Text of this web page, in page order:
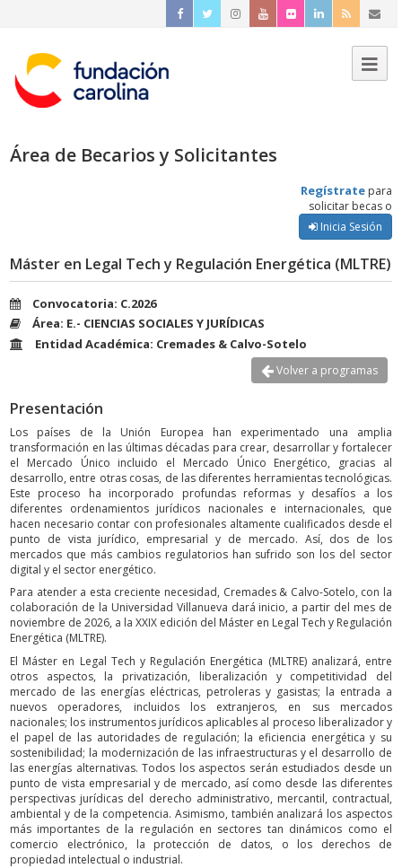
Área de Becarios y Solicitantes
Regístrate para
solicitar becas o
Inicia Sesión
Máster en Legal Tech y Regulación Energética (MLTRE)
Convocatoria: C.2026
Área: E.- CIENCIAS SOCIALES Y JURÍDICAS
Entidad Académica: Cremades & Calvo-Sotelo
Volver a programas
Presentación
Los países de la Unión Europea han experimentado una amplia
transformación en las últimas décadas para crear, desarrollar y fortalecer
el Mercado Único incluido el Mercado Único Energético, gracias al
desarrollo, entre otras cosas, de las diferentes herramientas tecnológicas.
Este proceso ha incorporado profundas reformas y desafíos a los
diferentes ordenamientos jurídicos nacionales e internacionales, que
hacen necesario contar con profesionales altamente cualificados desde el
punto de vista jurídico, empresarial y de mercado. Así, dos de los
mercados que más cambios regulatorios han sufrido son los del sector
digital y el sector energético.
Para atender a esta creciente necesidad, Cremades & Calvo-Sotelo, con la
colaboración de la Universidad Villanueva dará inicio, a partir del mes de
noviembre de 2026, a la XXIX edición del Máster en Legal Tech y Regulación
Energética (MLTRE).
El Máster en Legal Tech y Regulación Energética (MLTRE) analizará, entre
otros aspectos, la privatización, liberalización y competitividad del
mercado de las energías eléctricas, petroleras y gasistas; la entrada a
nuevos operadores, incluidos los extranjeros, en sus mercados
nacionales; los instrumentos jurídicos aplicables al proceso liberalizador y
el papel de las autoridades de regulación; la eficiencia energética y su
sostenibilidad; la modernización de las infraestructuras y el desarrollo de
las energías alternativas. Todos los aspectos serán estudiados desde un
punto de vista empresarial y de mercado, así como desde las diferentes
perspectivas jurídicas del derecho administrativo, mercantil, contractual,
ambiental y de la competencia. Asimismo, también analizará los aspectos
más importantes de la regulación en sectores tan dinámicos como el
comercio electrónico, la protección de datos, o los derechos de
propiedad intelectual o industrial.